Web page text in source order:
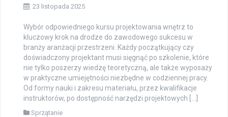
23 listopada 2025
Wybór odpowiedniego kursu projektowania wnętrz to
kluczowy krok na drodze do zawodowego sukcesu w
branży aranżacji przestrzeni. Każdy początkujący czy
doświadczony projektant musi sięgnąć po szkolenie, które
nie tylko poszerzy wiedzę teoretyczną, ale także wyposaży
w praktyczne umiejętności niezbędne w codziennej pracy.
Od formy nauki i zakresu materiału, przez kwalifikacje
instruktorów, po dostępność narzędzi projektowych […]
Sprzątanie